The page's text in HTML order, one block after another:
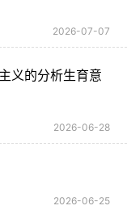
2026-07-07
义的分析生育意
2026-06-28
2026-06-25